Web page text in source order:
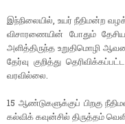
இந்நிலையில், உயர் நீதிமன்ற
விசாரணையின் போதும்
அளித்திருந்த உறுதிமொழி
தேர்வு குறித்து
வரவில்லை.
15 ஆண்டுகளுக்குப் பிறகு
கல்விக் கவுன்சில் திருத்தம்